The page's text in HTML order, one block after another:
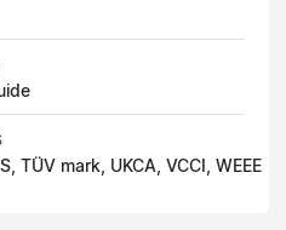
TÜV mark, UKCA, VCCI, WEEE